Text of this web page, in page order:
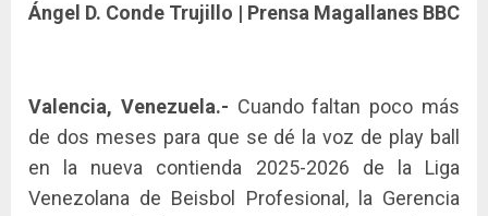
Ángel D. Conde Trujillo | Prensa Magallanes BBC
Valencia, Venezuela.- Cuando faltan poco más
de dos meses para que se dé la voz de play ball
en la nueva contienda 2025-2026 de la Liga
Venezolana de Beisbol Profesional, la Gerencia